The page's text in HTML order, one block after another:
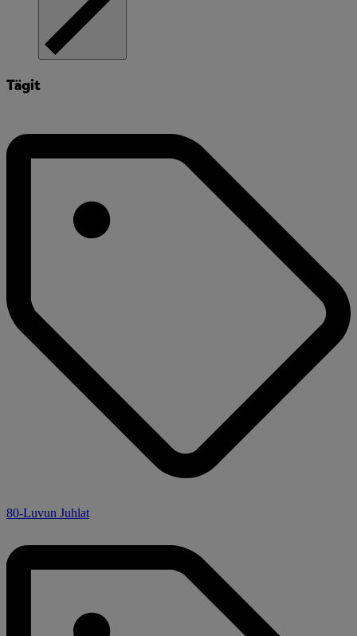
Tägit
80-Luvun Juhlat